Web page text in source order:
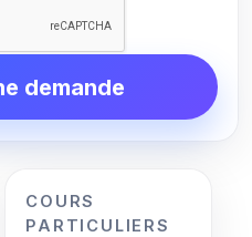
demande
COURS
PARTICULIERS